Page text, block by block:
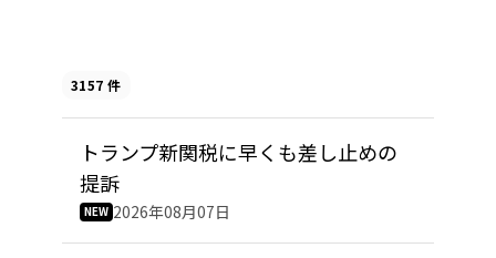
3157 件
トランプ新関税に早くも差し止めの
提訴
2026年08月07日